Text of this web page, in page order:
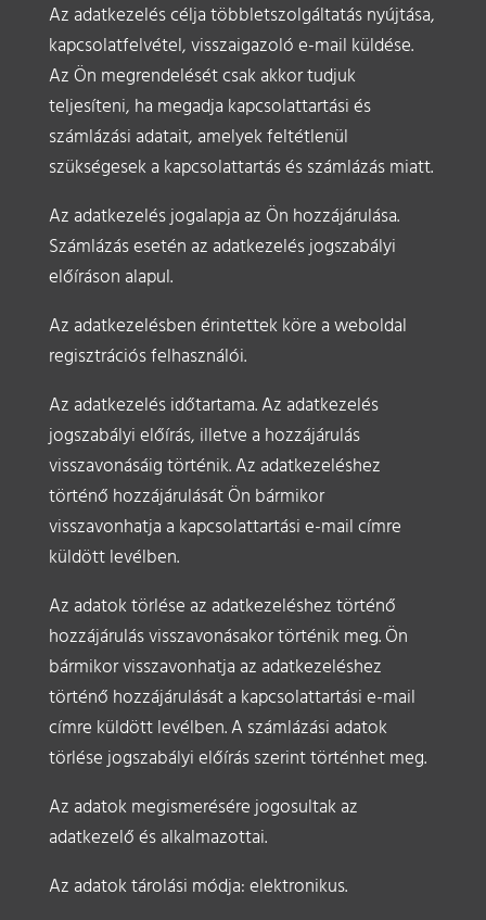
Az adatkezelés célja többletszolgáltatás nyújtása,
kapcsolatfelvétel, visszaigazoló e-mail küldése.
Az Ön megrendelését csak akkor tudjuk
teljesíteni, ha megadja kapcsolattartási és
számlázási adatait, amelyek feltétlenül
szükségesek a kapcsolattartás és számlázás miatt.
Az adatkezelés jogalapja az Ön hozzájárulása.
Számlázás esetén az adatkezelés jogszabályi
előíráson alapul.
Az adatkezelésben érintettek köre a weboldal
regisztrációs felhasználói.
Az adatkezelés időtartama. Az adatkezelés
jogszabályi előírás, illetve a hozzájárulás
visszavonásáig történik. Az adatkezeléshez
történő hozzájárulását Ön bármikor
visszavonhatja a kapcsolattartási e-mail címre
küldött levélben.
Az adatok törlése az adatkezeléshez történő
hozzájárulás visszavonásakor történik meg. Ön
bármikor visszavonhatja az adatkezeléshez
történő hozzájárulását a kapcsolattartási e-mail
címre küldött levélben. A számlázási adatok
törlése jogszabályi előírás szerint történhet meg.
Az adatok megismerésére jogosultak az
adatkezelő és alkalmazottai.
Az adatok tárolási módja: elektronikus.